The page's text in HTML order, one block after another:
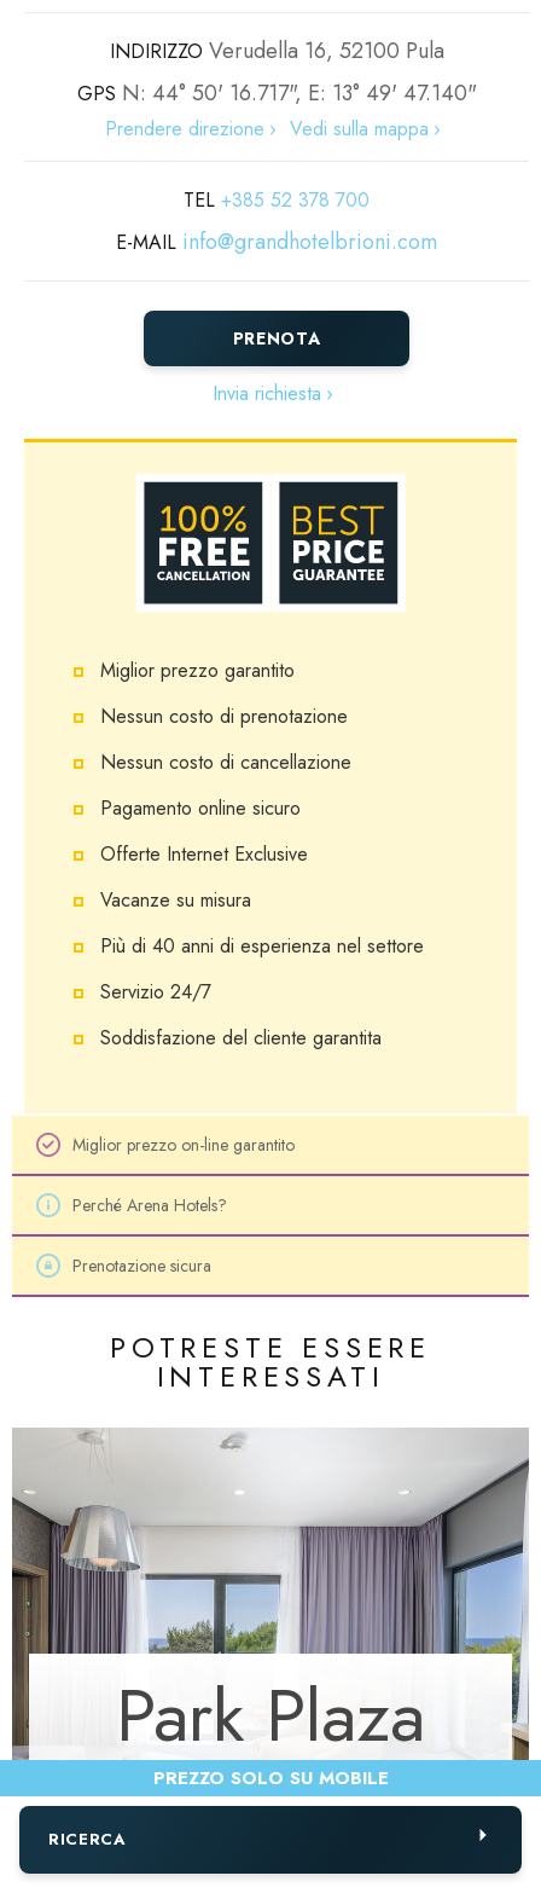
INDIRIZZO Verudella 16, 52100 Pula
GPS N: 44° 50' 16.717", E: 13° 49' 47.140"
Prendere direzione Vedi sulla mappa
TEL +385 52 378 700
E-MAIL info@grandhotelbrioni.com
PRENOTA
Invia richiesta
Miglior prezzo garantito
Nessun costo di prenotazione
Nessun costo di cancellazione
Pagamento online sicuro
Offerte Internet Exclusive
Vacanze su misura
Più di 40 anni di esperienza nel settore
Servizio 24/7
Soddisfazione del cliente garantita
Miglior prezzo on-line garantito
Perché Arena Hotels?
Prenotazione sicura
POTRESTE ESSERE
INTERESSATI
Park Plaza
Arena
RICERCA